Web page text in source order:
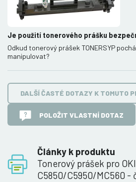
Články k produktu
Tonerový prášek pro OKI
C5850/C5950/MC560 -
Je použití tonerového prášku
Odkud tonerový prášek TONERSYP
manipulovat?
DALŠÍ ČASTÉ DOTAZY K TOMUTO
POLOŽIT VLASTNÍ DOTAZ